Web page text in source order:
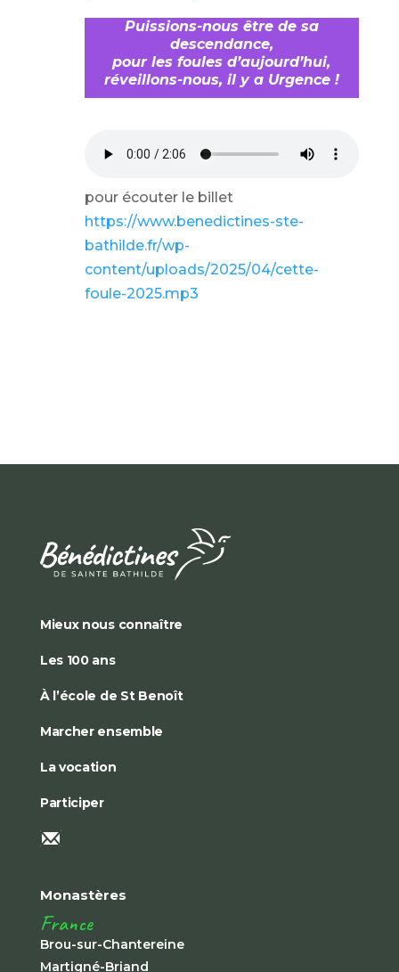
Puissions-nous être de sa
descendance,
pour les foules d’aujourd’hui,
réveillons-nous, il y a Urgence !
pour écouter le billet
https://www.benedictines-ste-
bathilde.fr/wp-
content/uploads/2025/04/cette-
foule-2025.mp3
Mieux nous connaître
Les 100 ans
À l’école de St Benoît
Marcher ensemble
La vocation
Participer
Monastères
France
Brou-sur-Chantereine
Martigné-Briand